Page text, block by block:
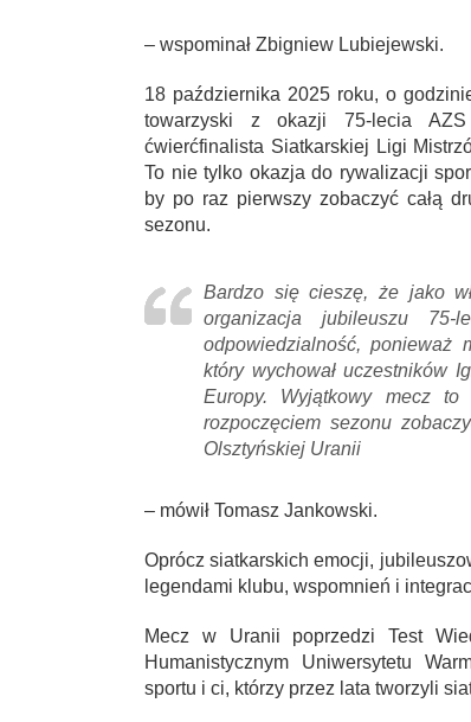
– wspominał Zbigniew Lubiejewski.
18 października 2025 roku, o
towarzyski z okazji 75-lecia
ćwierćfinalista Siatkarskiej Ligi
To nie tylko okazja do rywalizacji
by po raz pierwszy zobaczyć całą
sezonu.
Bardzo się cieszę, że jako
organizacja jubileuszu
odpowiedzialność, ponieważ
który wychował uczestników
Europy. Wyjątkowy mecz
rozpoczęciem sezonu
Olsztyńskiej Uranii
– mówił Tomasz Jankowski.
Oprócz siatkarskich emocji,
legendami klubu, wspomnień i
Mecz w Uranii poprzedzi Test
Humanistycznym Uniwersytetu
sportu i ci, którzy przez lata tworzyli